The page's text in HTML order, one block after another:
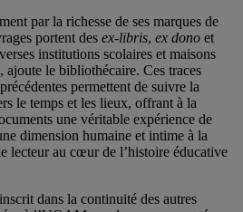
par la richesse de ses marques de
portent des ex-libris, ex dono et
institutions scolaires et maisons
ajoute le bibliothécaire. Ces traces
permettent de suivre la
le temps et les lieux, offrant à la
une véritable expérience de
dimension humaine et intime à la
lecteur au cœur de l’histoire éducative
dans la continuité des autres